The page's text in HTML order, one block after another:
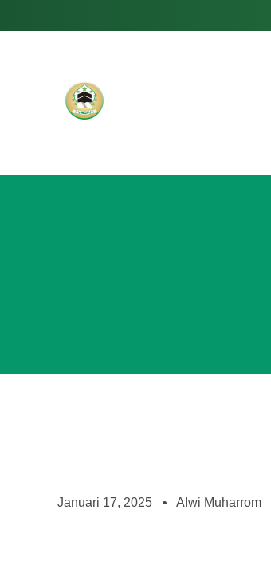
Januari 17, 2025 Alwi Muharrom